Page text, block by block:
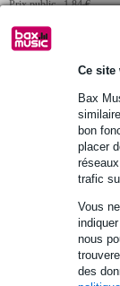
Ce site
Bax
bon
placer
trafic
Vous
nous
des
Prix public 1,84 €
1,45 €
Disponibilité
(et encore 97163
Commande
Retours gratuits